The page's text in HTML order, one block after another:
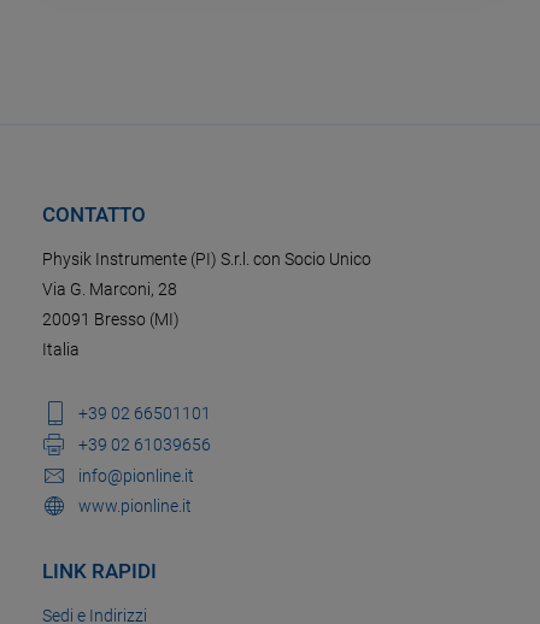
CONTATTO
Physik Instrumente (PI) S.r.l. con Socio Unico
Via G. Marconi, 28
20091 Bresso (MI)
Italia
+39 02 66501101
+39 02 61039656
info@pionline.it
www.pionline.it
LINK RAPIDI
Sedi e Indirizzi